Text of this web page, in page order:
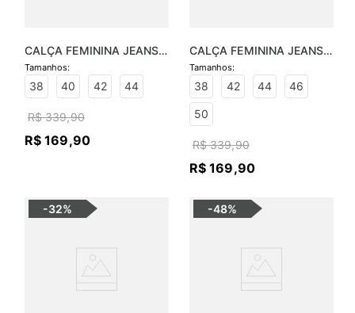
CALÇA FEMININA JEANS
LORENA SKINNY
38
40 42 44
R$ 339,90
R$ 169,90
CALÇA FEMININA JEANS
SOFIA SKINNY
38
42 44 46
50
R$ 339,90
R$ 169,90
-32% -48%